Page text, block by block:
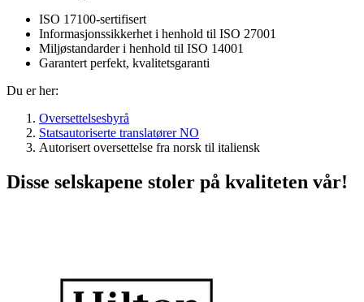
ISO 17100-sertifisert
Informasjonssikkerhet i henhold til ISO 27001
Miljøstandarder i henhold til ISO 14001
Garantert perfekt, kvalitetsgaranti
Du er her:
Oversettelsesbyrå
Statsautoriserte translatører NO
Autorisert oversettelse fra norsk til italiensk
Disse selskapene stoler på kvaliteten vår!